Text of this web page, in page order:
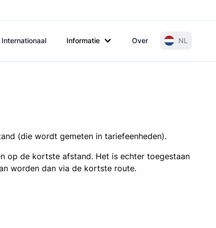
Internationaal Informatie Over NL
(die wordt gemeten in tariefeenheden).
op de kortste afstand. Het is echter toegestaan
worden dan via de kortste route.